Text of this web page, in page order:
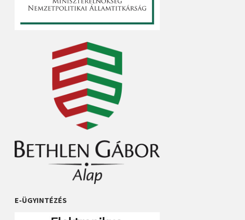
E-ÜGYINTÉZÉS